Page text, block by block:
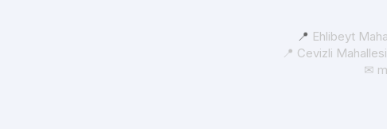
📍 Ehlibeyt
📍 Cevizli
✉